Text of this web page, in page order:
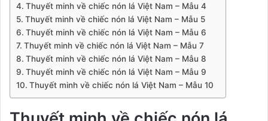
Thuyết minh về chiếc nón lá Việt Nam – Mẫu 4
Thuyết minh về chiếc nón lá Việt Nam – Mẫu 5
Thuyết minh về chiếc nón lá Việt Nam – Mẫu 6
Thuyết minh về chiếc nón lá Việt Nam – Mẫu 7
Thuyết minh về chiếc nón lá Việt Nam – Mẫu 8
Thuyết minh về chiếc nón lá Việt Nam – Mẫu 9
Thuyết minh về chiếc nón lá Việt Nam – Mẫu 10